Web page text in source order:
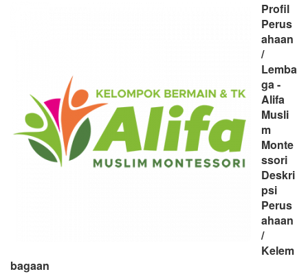
Profil
Perus
ahaan
/
Lemba
ga -
Alifa
Musli
m
Monte
ssori
Deskri
psi
Perus
ahaan
/
Kelem
bagaan